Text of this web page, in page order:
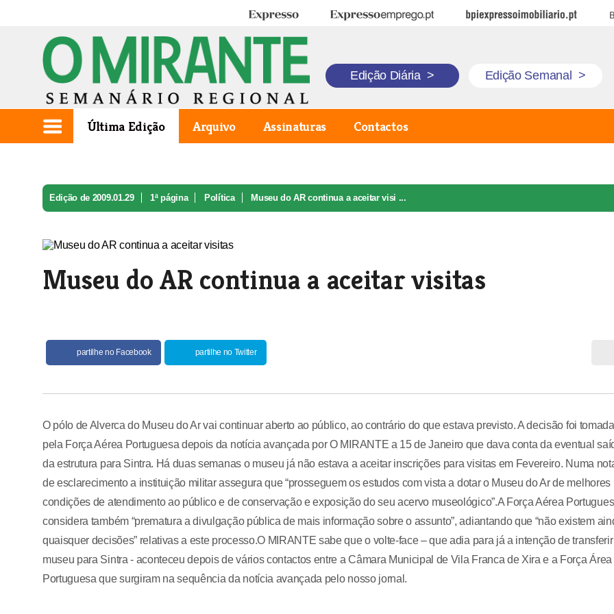
Expresso Expresso Emprego BPI Expresso Imobiliário
Edição Diária > Edição Semanal >
Última Edição Arquivo Assinaturas Contactos
Edição de 2009.01.29 1ª página Política Museu do AR continua a aceitar visi ...
Museu do AR continua a aceitar visitas
partilhe no Facebook partilhe no Twitter
O pólo de Alverca do Museu do Ar vai continuar aberto ao público, ao contrário do que estava previsto. A decisão foi tomada
pela Força Aérea Portuguesa depois da notícia avançada por O MIRANTE a 15 de Janeiro que dava conta da eventual
da estrutura para Sintra. Há duas semanas o museu já não estava a aceitar inscrições para visitas em Fevereiro. Numa
de esclarecimento a instituição militar assegura que “prosseguem os estudos com vista a dotar o Museu do Ar de melhores
condições de atendimento ao público e de conservação e exposição do seu acervo museológico”.A Força Aérea
considera também “prematura a divulgação pública de mais informação sobre o assunto”, adiantando que “não existem
quaisquer decisões” relativas a este processo.O MIRANTE sabe que o volte-face – que adia para já a intenção de
museu para Sintra - aconteceu depois de vários contactos entre a Câmara Municipal de Vila Franca de Xira e a Força Área
Portuguesa que surgiram na sequência da notícia avançada pelo nosso jornal.